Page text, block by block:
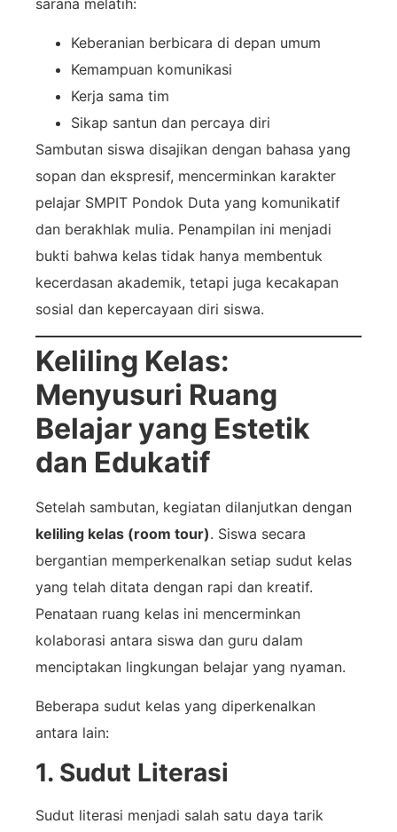
Keberanian berbicara di depan umum
Kemampuan komunikasi
Kerja sama tim
Sikap santun dan percaya diri
Sambutan siswa disajikan dengan bahasa yang
sopan dan ekspresif, mencerminkan karakter
pelajar SMPIT Pondok Duta yang komunikatif
dan berakhlak mulia. Penampilan ini menjadi
bukti bahwa kelas tidak hanya membentuk
kecerdasan akademik, tetapi juga kecakapan
sosial dan kepercayaan diri siswa.
Keliling Kelas:
Menyusuri Ruang
Belajar yang Estetik
dan Edukatif
Setelah sambutan, kegiatan dilanjutkan dengan
keliling kelas (room tour). Siswa secara
bergantian memperkenalkan setiap sudut kelas
yang telah ditata dengan rapi dan kreatif.
Penataan ruang kelas ini mencerminkan
kolaborasi antara siswa dan guru dalam
menciptakan lingkungan belajar yang nyaman.
Beberapa sudut kelas yang diperkenalkan
antara lain:
1. Sudut Literasi
Sudut literasi menjadi salah satu daya tarik